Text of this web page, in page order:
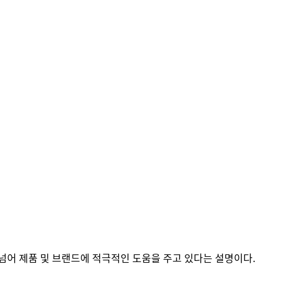
제품 및 브랜드에 적극적인 도움을 주고 있다는 설명이다.